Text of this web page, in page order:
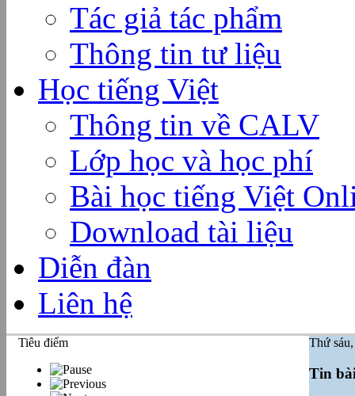
Tác giả tác phẩm
Thông tin tư liệu
Học tiếng Việt
Thông tin về CALV
Lớp học và học phí
Bài học tiếng Việt
Download tài liệu
Diễn đàn
Liên hệ
Tiêu điểm Thứ
Tin